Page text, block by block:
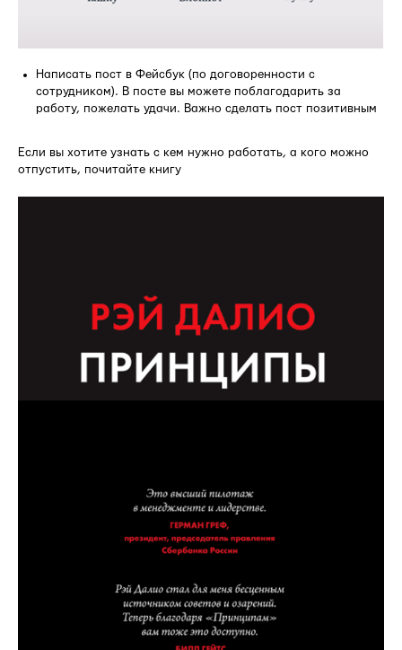
Написать пост в Фейсбук (по договоренности с
сотрудником). В посте вы можете поблагодарить за
работу, пожелать удачи. Важно сделать пост позитивным
Если вы хотите узнать с кем нужно работать, а кого можно
отпустить, почитайте книгу